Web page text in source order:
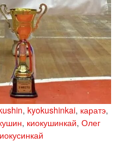
, kyokushinkai, каратэ,
, киокушинкай, Олег